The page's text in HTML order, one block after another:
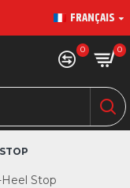
FRANÇAIS
0 0
Stop